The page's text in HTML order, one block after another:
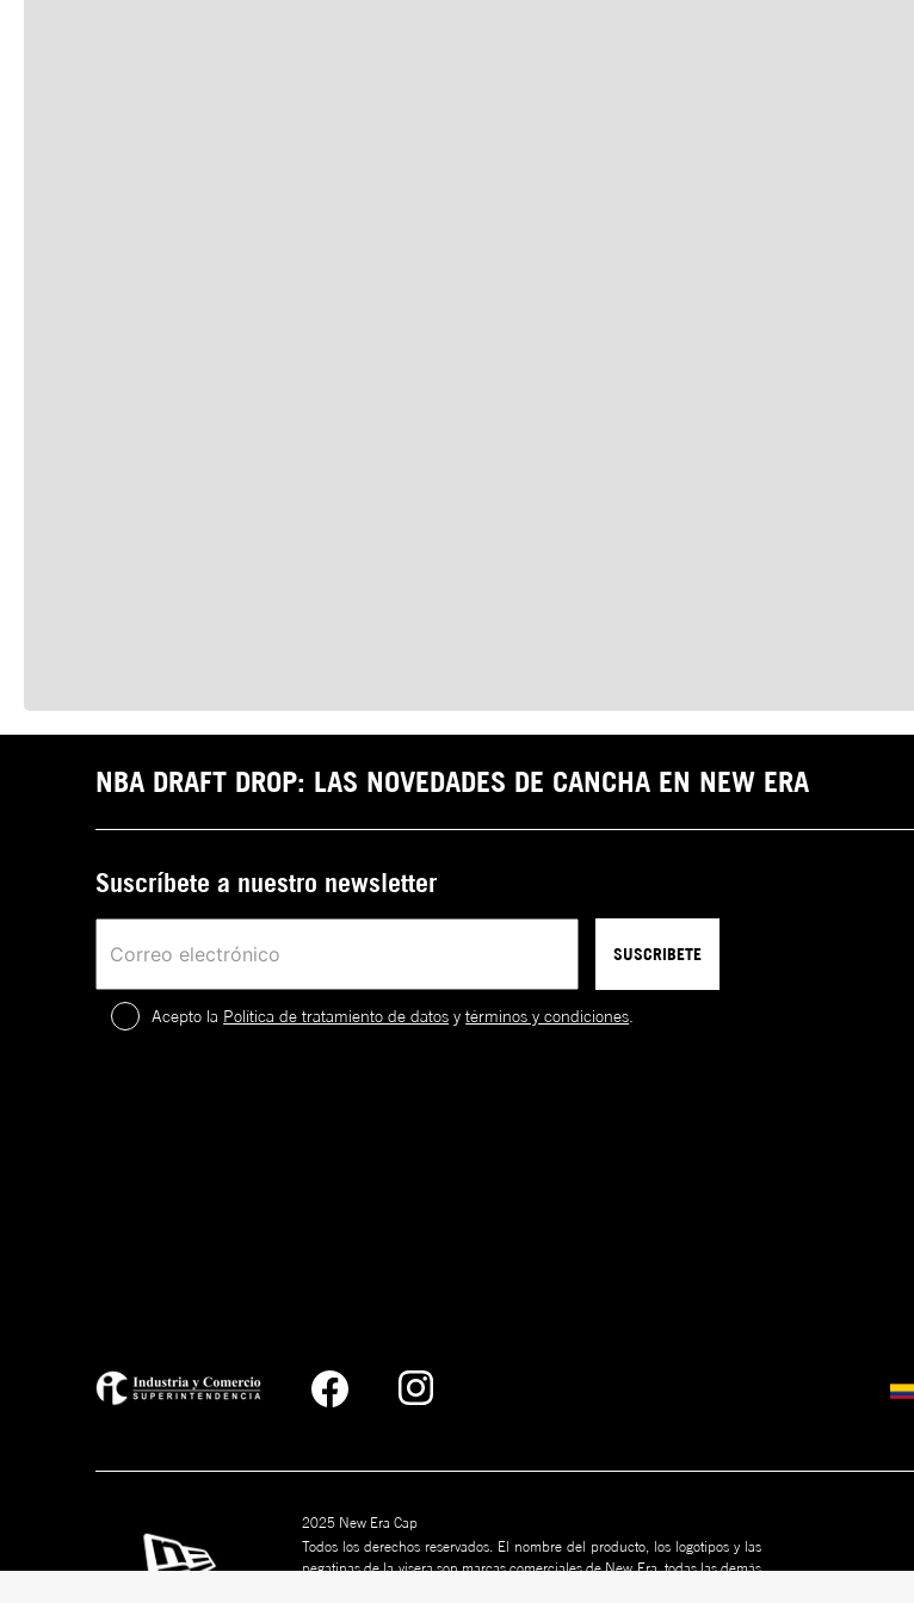
NBA DRAFT DROP: LAS NOVEDADES DE CANCHA EN NEW ERA
Suscríbete a nuestro newsletter
SUSCRIBETE
Acepto la Política de tratamiento de datos ytérminos y condiciones
2025 New Era Cap
Todos los derechos reservados. El nombre del producto, los logotipos y las
pegatinas de la visera son marcas comerciales de New Era, todas las demás